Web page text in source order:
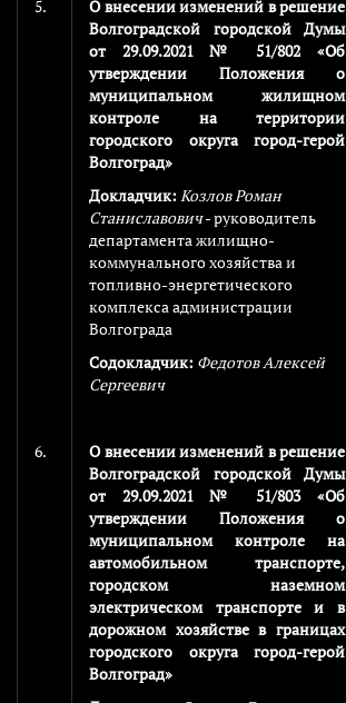
5.
О внесении изменений в решение
Волгоградской городской Думы
от 29.09.2021 № 51/802 «Об
утверждении Положения о
муниципальном жилищном
контроле на территории
городского округа город-герой
Волгоград»
Докладчик: Козлов Роман
Станиславович- руководитель
департамента жилищно-
коммунального хозяйства и
топливно-энергетического
комплекса администрации
Волгограда
Содокладчик: Федотов Алексей
Сергеевич
6.
О внесении изменений в решение
Волгоградской городской Думы
от 29.09.2021 № 51/803 «Об
утверждении Положения о
муниципальном контроле на
автомобильном транспорте,
городском наземном
электрическом транспорте и в
дорожном хозяйстве в границах
городского округа город-герой
Волгоград»